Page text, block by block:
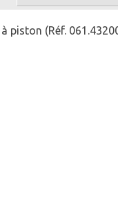
piston (Réf.